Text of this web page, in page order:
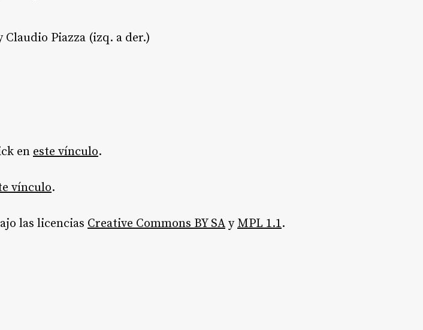
Claudio Piazza (izq. a der.)
en este vínculo.
vínculo.
las licencias Creative Commons BY SA yMPL 1.1.